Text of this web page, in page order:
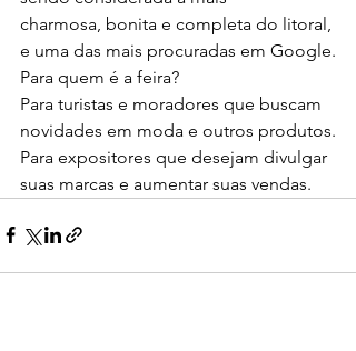
charmosa, bonita e completa do litoral,
e uma das mais procuradas em Google.
Para quem é a feira?
Para turistas e moradores que buscam
novidades em moda e outros produtos.
Para expositores que desejam divulgar
suas marcas e aumentar suas vendas.